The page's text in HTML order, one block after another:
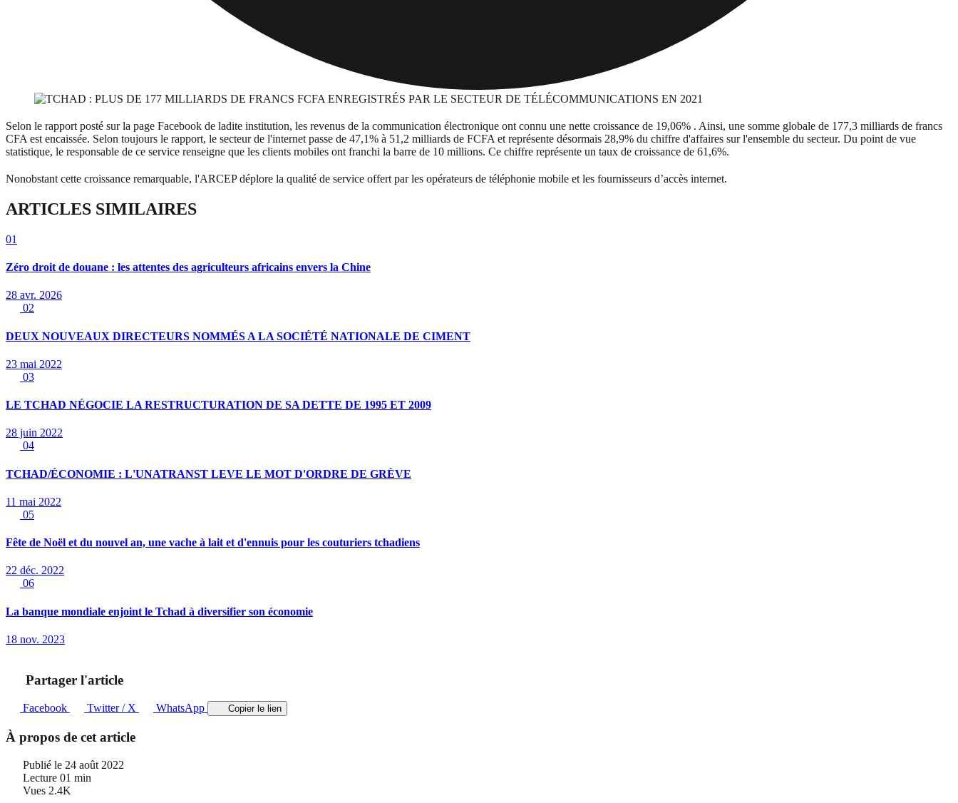
Selon le rapport posté sur la page Facebook de ladite institution, les revenus de la communication électronique ont connu une nette croissance de 19,06% . Ainsi, une somme globale de 177,3 milliards de francs
CFA est encaissée. Selon toujours le rapport, le secteur de l'internet passe de 47,1% à 51,2 milliards de FCFA et représente désormais 28,9% du chiffre d'affaires sur l'ensemble du secteur. Du point de vue
statistique, le responsable de ce service renseigne que les clients mobiles ont franchi la barre de 10 millions. Ce chiffre représente un taux de croissance de 61,6%.
Nonobstant cette croissance remarquable, l'ARCEP déplore la qualité de service offert par les opérateurs de téléphonie mobile et les fournisseurs d’accès internet.
ARTICLES SIMILAIRES
01
Zéro droit de douane : les attentes des agriculteurs africains envers la Chine
28 avr. 2026
02
DEUX NOUVEAUX DIRECTEURS NOMMÉS A LA SOCIÉTÉ NATIONALE DE CIMENT
23 mai 2022
03
LE TCHAD NÉGOCIE LA RESTRUCTURATION DE SA DETTE DE 1995 ET 2009
28 juin 2022
04
TCHAD/ÉCONOMIE : L'UNATRANST LEVE LE MOT D'ORDRE DE GRÈVE
11 mai 2022
05
Fête de Noël et du nouvel an, une vache à lait et d'ennuis pour les couturiers tchadiens
22 déc. 2022
06
La banque mondiale enjoint le Tchad à diversifier son économie
18 nov. 2023
Partager l'article
Facebook Twitter / X WhatsApp Copier le lien
À propos de cet article
Publié le 24 août 2022
Lecture 01 min
Vues 2.4K